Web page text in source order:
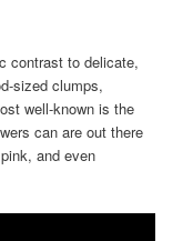
contrast to delicate,
sized clumps,
well-known is the
can are out there
and even